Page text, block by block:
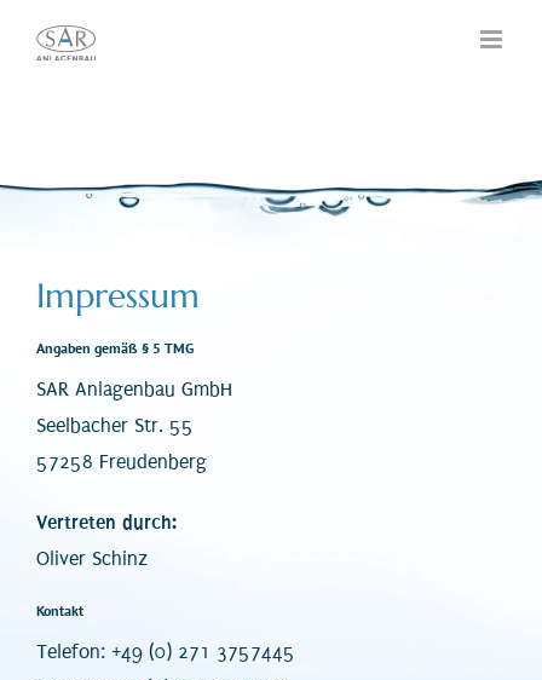
Inhalt
Impressum
Angaben gemäß § 5 TMG
SAR Anlagenbau GmbH
Seelbacher Str. 55
57258 Freudenberg
Vertreten durch:
Oliver Schinz
Kontakt
Telefon: +49 (0) 271 3757445